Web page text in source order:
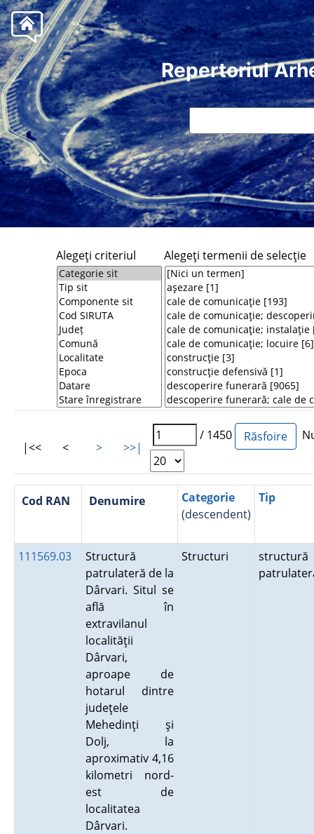
Repertoriul
Alegeţi criteriul Alegeţi termenii de selecţie
|<< < > >>|
/ 1450
Cod RAN Denumire
Categorie
(descendent)
Tip
111569.03
Structură
patrulateră de la
Dârvari. Situl se
află în
extravilanul
localităţii
Dârvari,
aproape de
hotarul dintre
judeţele
Mehedinţi şi
Dolj, la
aproximativ 4,16
kilometri nord-
est de
localitatea
Dârvari.
Structuri
structură